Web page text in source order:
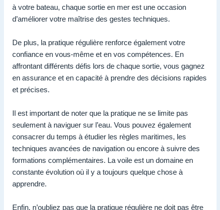
à votre bateau, chaque sortie en mer est une occasion
d’améliorer votre maîtrise des gestes techniques.
De plus, la pratique régulière renforce également votre
confiance en vous-même et en vos compétences. En
affrontant différents défis lors de chaque sortie, vous gagnez
en assurance et en capacité à prendre des décisions rapides
et précises.
Il est important de noter que la pratique ne se limite pas
seulement à naviguer sur l’eau. Vous pouvez également
consacrer du temps à étudier les règles maritimes, les
techniques avancées de navigation ou encore à suivre des
formations complémentaires. La voile est un domaine en
constante évolution où il y a toujours quelque chose à
apprendre.
Enfin, n’oubliez pas que la pratique régulière ne doit pas être